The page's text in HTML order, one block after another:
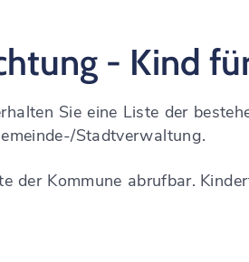
- Kind
Sie eine Liste der
Stadtverwaltung.
der Kommune abrufbar.